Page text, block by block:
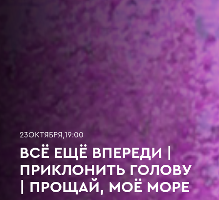
23ОКТЯБРЯ,19:00
ВСЁ ЕЩЁ ВПЕРЕДИ |
ПРИКЛОНИТЬ ГОЛОВУ
| ПРОЩАЙ, МОЁ МОРЕ